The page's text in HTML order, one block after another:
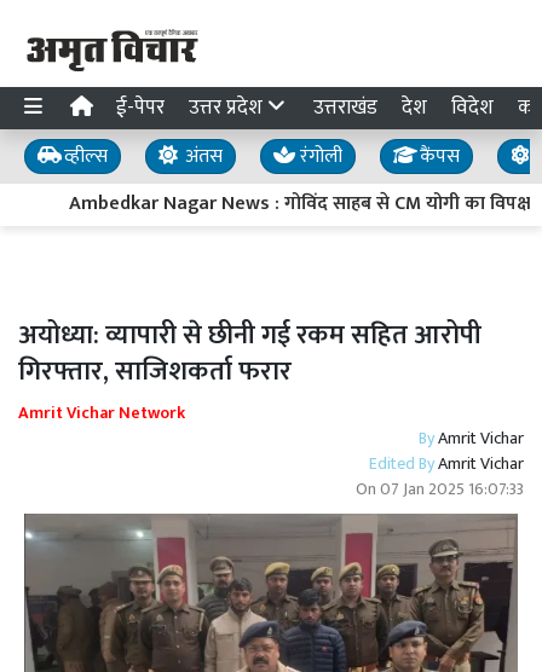
ई-पेपर उत्तर प्रदेश उत्तराखंड देश विदेश
व्हील्स अंतस रंगोली कैंपस
Ambedkar Nagar News : गोविंद साहब से CM योगी का विपक्ष
अयोध्या: व्यापारी से छीनी गई रकम सहित आरोपी
गिरफ्तार, साजिशकर्ता फरार
Amrit Vichar Network
ByAmrit Vichar
Edited ByAmrit Vichar
On07 Jan 2025 16:07:33